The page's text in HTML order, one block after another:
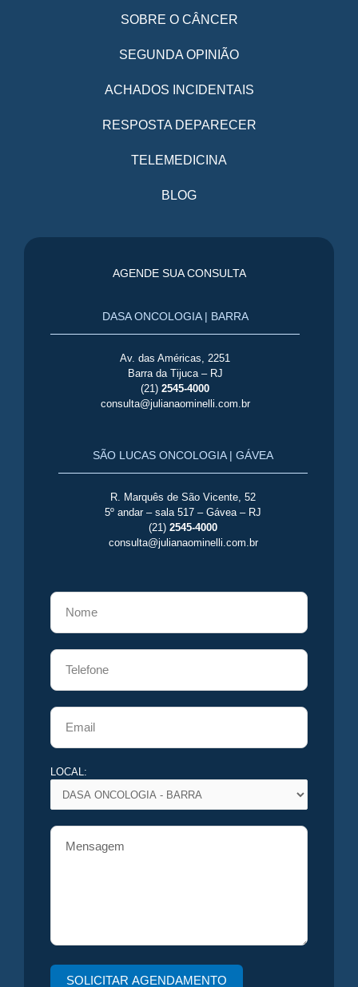
SOBRE O CÂNCER
SEGUNDA OPINIÃO
ACHADOS INCIDENTAIS
RESPOSTA DEPARECER
TELEMEDICINA
BLOG
AGENDE SUA CONSULTA
DASA ONCOLOGIA | BARRA
Av. das Américas, 2251
Barra da Tijuca – RJ
(21) 2545-4000
consulta@julianaominelli.com.br
SÃO LUCAS ONCOLOGIA | GÁVEA
R. Marquês de São Vicente, 52
5º andar – sala 517 – Gávea – RJ
(21) 2545-4000
consulta@julianaominelli.com.br
LOCAL: